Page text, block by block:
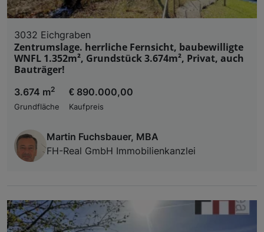
3032 Eichgraben
Zentrumslage. herrliche Fernsicht, baubewilligte
WNFL 1.352m², Grundstück 3.674m², Privat, auch
Bauträger!
3.674 m2
Grundfläche
€ 890.000,00
Kaufpreis
Martin Fuchsbauer, MBA
FH-Real GmbH Immobilienkanzlei